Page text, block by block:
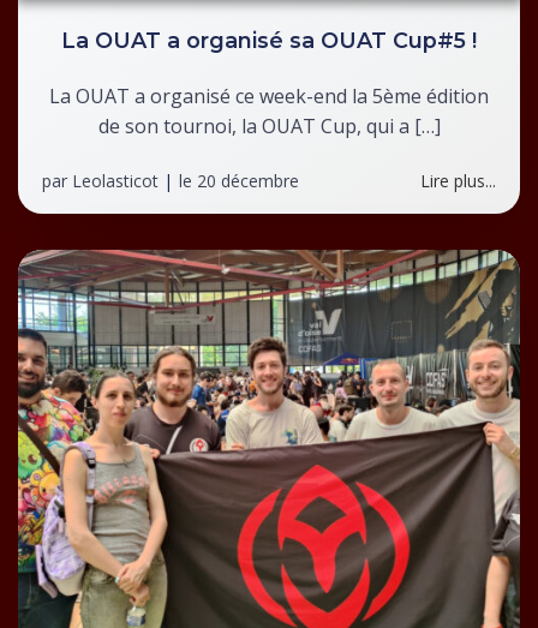
La OUAT a organisé sa OUAT Cup#5 !
La OUAT a organisé ce week-end la 5ème édition
de son tournoi, la OUAT Cup, qui a […]
par Leolasticot | le 20 décembre Lire plus...